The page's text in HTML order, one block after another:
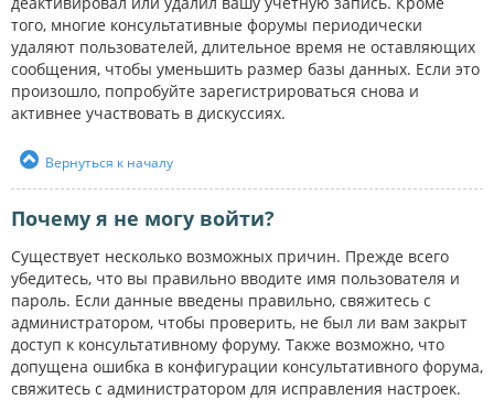
того, многие консультативные форумы периодически
удаляют пользователей, длительное время не оставляющих
сообщения, чтобы уменьшить размер базы данных. Если это
произошло, попробуйте зарегистрироваться снова и
активнее участвовать в дискуссиях.
Вернуться к началу
Почему я не могу войти?
Существует несколько возможных причин. Прежде всего
убедитесь, что вы правильно вводите имя пользователя и
пароль. Если данные введены правильно, свяжитесь с
администратором, чтобы проверить, не был ли вам закрыт
доступ к консультативному форуму. Также возможно, что
допущена ошибка в конфигурации консультативного форума,
свяжитесь с администратором для исправления настроек.